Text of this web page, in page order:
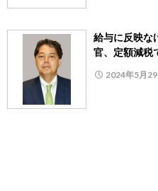
給与に反映な
官、定額減税
2024年5月29